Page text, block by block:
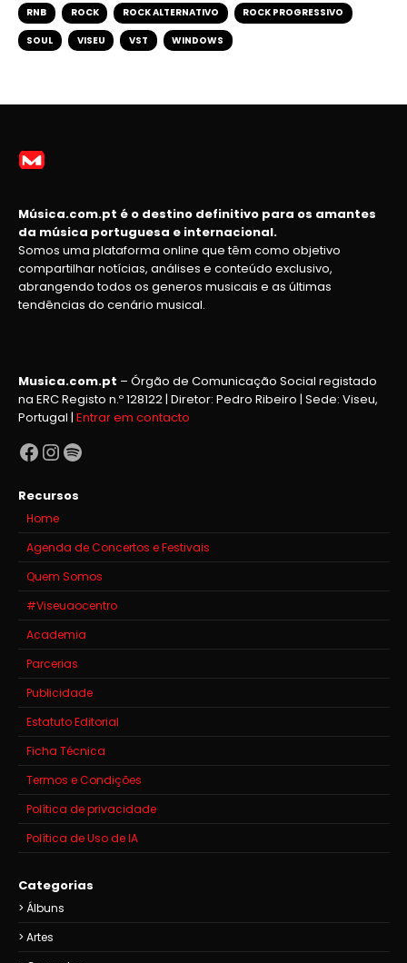
RNB ROCK ROCK ALTERNATIVO ROCK PROGRESSIVO
SOUL VISEU VST WINDOWS
Música.com.pt é o destino definitivo para os amantes
da música portuguesa e internacional.
Somos uma plataforma online que têm como objetivo
compartilhar notícias, análises e conteúdo exclusivo,
abrangendo todos os generos musicais e as últimas
tendências do cenário musical.
Musica.com.pt – Órgão de Comunicação Social registado
na ERC Registo n.º 128122 | Diretor: Pedro Ribeiro | Sede: Viseu,
Portugal | Entrar em contacto
Facebook
Instagram
Spotify
Recursos
Home
Agenda de Concertos e Festivais
Quem Somos
#Viseuaocentro
Academia
Parcerias
Publicidade
Estatuto Editorial
Ficha Técnica
Termos e Condições
Política de privacidade
Política de Uso de IA
Categorias
Álbuns
Artes